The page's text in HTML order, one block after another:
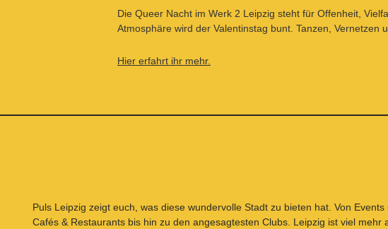
Die Queer Nacht im Werk 2 Leipzig steht für Offenheit,
Atmosphäre wird der Valentinstag bunt. Tanzen, Vernetzen
Hier erfahrt ihr mehr.
Puls Leipzig zeigt euch, was diese wundervolle Stadt zu bieten hat. Von Events
Cafés & Restaurants bis hin zu den angesagtesten Clubs . Leipzig ist viel mehr